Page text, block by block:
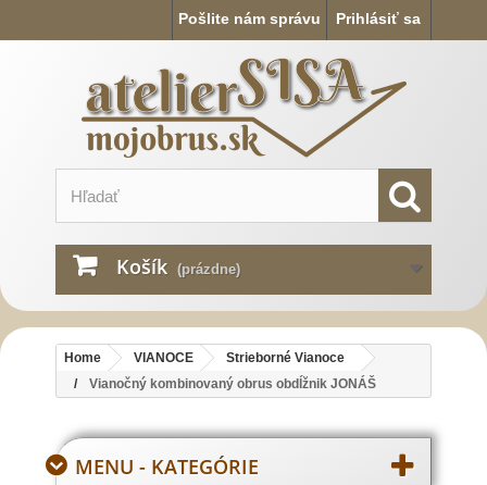
Prihlásiť sa
Pošlite nám správu
Košík (prázdne)
Home VIANOCE
Strieborné Vianoce
Vianočný kombinovaný obrus obdĺžnik JONÁŠ
MENU - KATEGÓRIE